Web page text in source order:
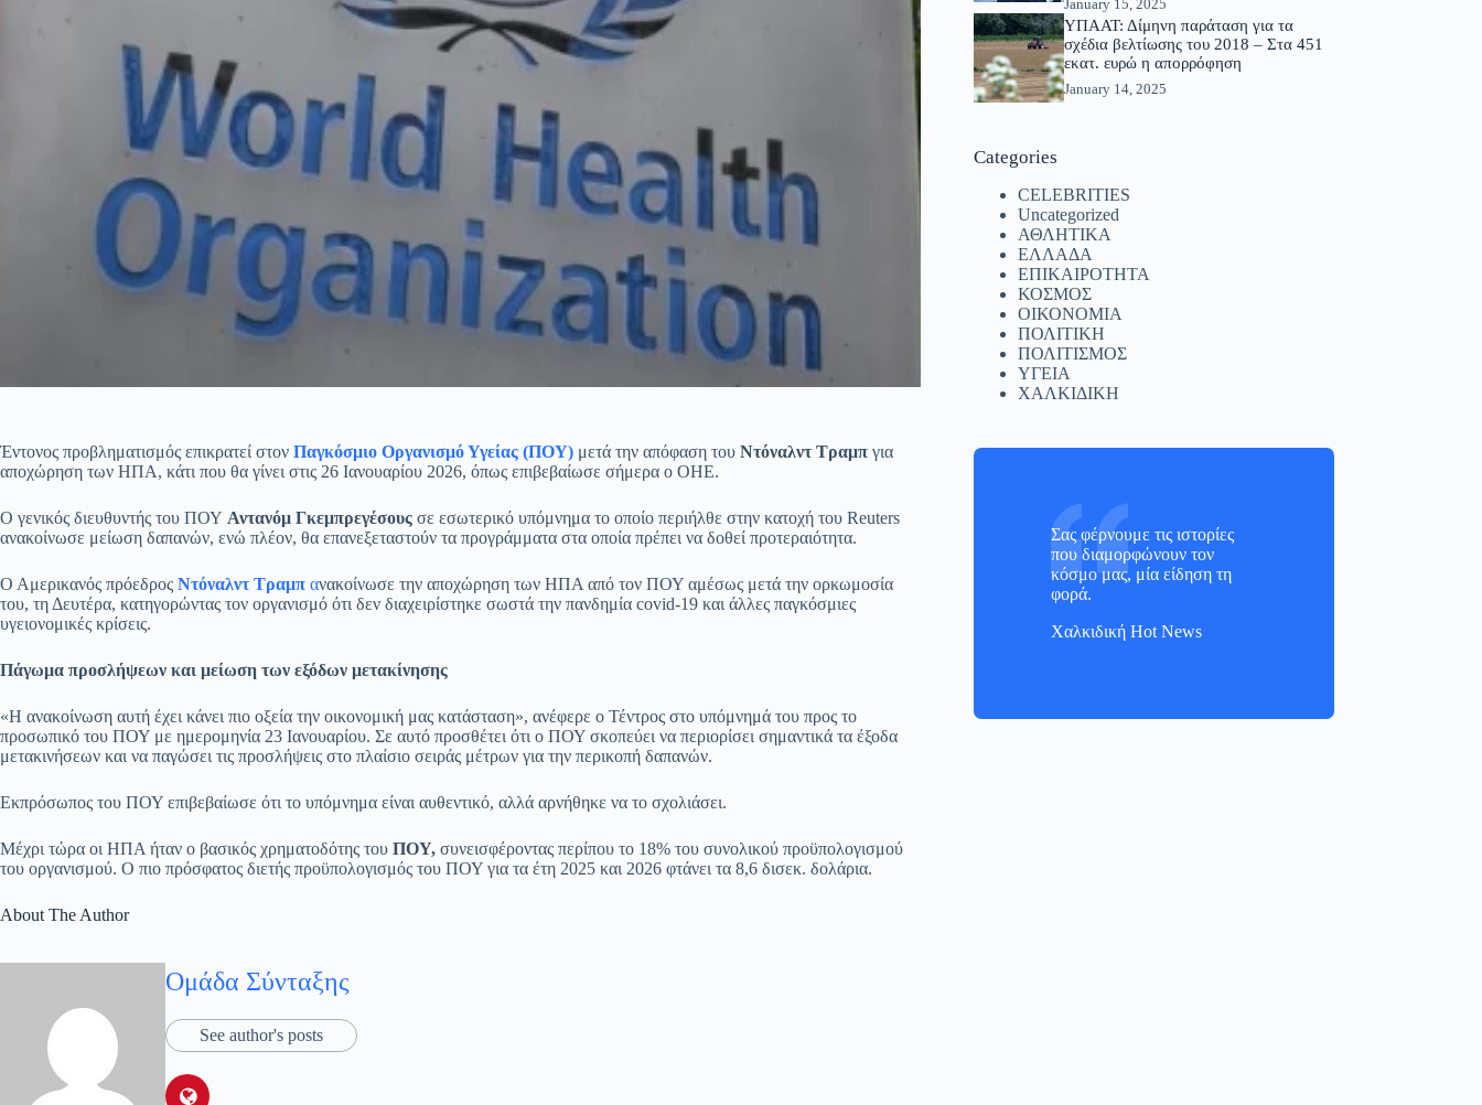
Έντονος προβληματισμός επικρατεί στον Παγκόσμιο Οργανισμό Υγείας (ΠΟΥ) μετά την απόφαση του Ντόναλντ Τραμπ για
αποχώρηση των ΗΠΑ, κάτι που θα γίνει στις 26 Ιανουαρίου 2026, όπως επιβεβαίωσε σήμερα ο ΟΗΕ.
Ο γενικός διευθυντής του ΠΟΥ Αντανόμ Γκεμπρεγέσους σε εσωτερικό υπόμνημα το οποίο περιήλθε στην κατοχή του Reuters
ανακοίνωσε μείωση δαπανών, ενώ πλέον, θα επανεξεταστούν τα προγράμματα στα οποία πρέπει να δοθεί προτεραιότητα.
Ο Αμερικανός πρόεδρος Ντόναλντ Τραμπ ανακοίνωσε την αποχώρηση των ΗΠΑ από τον ΠΟΥ αμέσως μετά την ορκωμοσία
του, τη Δευτέρα, κατηγορώντας τον οργανισμό ότι δεν διαχειρίστηκε σωστά την πανδημία covid-19 και άλλες παγκόσμιες
υγειονομικές κρίσεις.
Πάγωμα προσλήψεων και μείωση των εξόδων μετακίνησης
«Η ανακοίνωση αυτή έχει κάνει πιο οξεία την οικονομική μας κατάσταση», ανέφερε ο Τέντρος στο υπόμνημά του προς το
προσωπικό του ΠΟΥ με ημερομηνία 23 Ιανουαρίου. Σε αυτό προσθέτει ότι ο ΠΟΥ σκοπεύει να περιορίσει σημαντικά τα έξοδα
μετακινήσεων και να παγώσει τις προσλήψεις στο πλαίσιο σειράς μέτρων για την περικοπή δαπανών.
Εκπρόσωπος του ΠΟΥ επιβεβαίωσε ότι το υπόμνημα είναι αυθεντικό, αλλά αρνήθηκε να το σχολιάσει.
Μέχρι τώρα οι ΗΠΑ ήταν ο βασικός χρηματοδότης του ΠΟΥ, συνεισφέροντας περίπου το 18% του συνολικού προϋπολογισμού
του οργανισμού. Ο πιο πρόσφατος διετής προϋπολογισμός του ΠΟΥ για τα έτη 2025 και 2026 φτάνει τα 8,6 δισεκ. δολάρια.
About The Author
Ομάδα Σύνταξης
See author's posts
January 15, 2025
ΥΠΑΑΤ: Δίμηνη παράταση για τα
σχέδια βελτίωσης του 2018 – Στα 451
εκατ. ευρώ η απορρόφηση
January 14, 2025
Categories
CELEBRITIES
Uncategorized
ΑΘΛΗΤΙΚΑ
ΕΛΛΑΔΑ
ΕΠΙΚΑΙΡΟΤΗΤΑ
ΚΟΣΜΟΣ
ΟΙΚΟΝΟΜΙΑ
ΠΟΛΙΤΙΚΗ
ΠΟΛΙΤΙΣΜΟΣ
ΥΓΕΙΑ
ΧΑΛΚΙΔΙΚΗ
Σας φέρνουμε τις ιστορίες
που διαμορφώνουν τον
κόσμο μας, μία είδηση τη
φορά.
Χαλκιδική Hot News